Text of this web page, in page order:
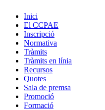
Inici
El CCPAE
Inscripció
Normativa
Tràmits
Tràmits en línia
Recursos
Quotes
Sala de premsa
Promoció
Formació